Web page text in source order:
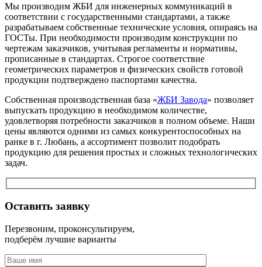
Мы производим ЖБИ для инженерных коммуникаций в
соответствии с государственными стандартами, а также
разрабатываем собственные технические условия, опираясь на
ГОСТы. При необходимости производим конструкции по
чертежам заказчиков, учитывая регламенты и нормативы,
прописанные в стандартах. Строгое соответствие
геометрических параметров и физических свойств готовой
продукции подтверждено паспортами качества.
Собственная производственная база «ЖБИ Завода» позволяет
выпускать продукцию в необходимом количестве,
удовлетворяя потребности заказчиков в полном объеме. Наши
цены являются одними из самых конкурентоспособных на
ранке в г. Любань, а ассортимент позволит подобрать
продукцию для решения простых и сложных технологических
задач.
Оставить заявку
Перезвоним, проконсультируем,
подберём лучшие варианты